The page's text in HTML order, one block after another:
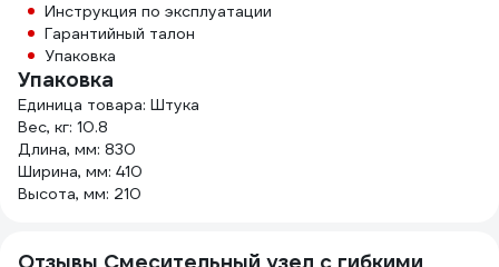
Инструкция по эксплуатации
Гарантийный талон
Упаковка
Упаковка
Единица товара: Штука
Вес, кг: 10.8
Длина, мм: 830
Ширина, мм: 410
Высота, мм: 210